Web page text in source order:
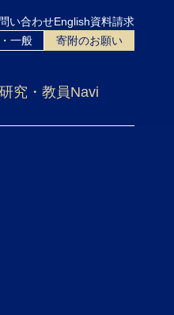
い合わせEnglish資料請求
一般 寄附のお願い
研究・教員Navi